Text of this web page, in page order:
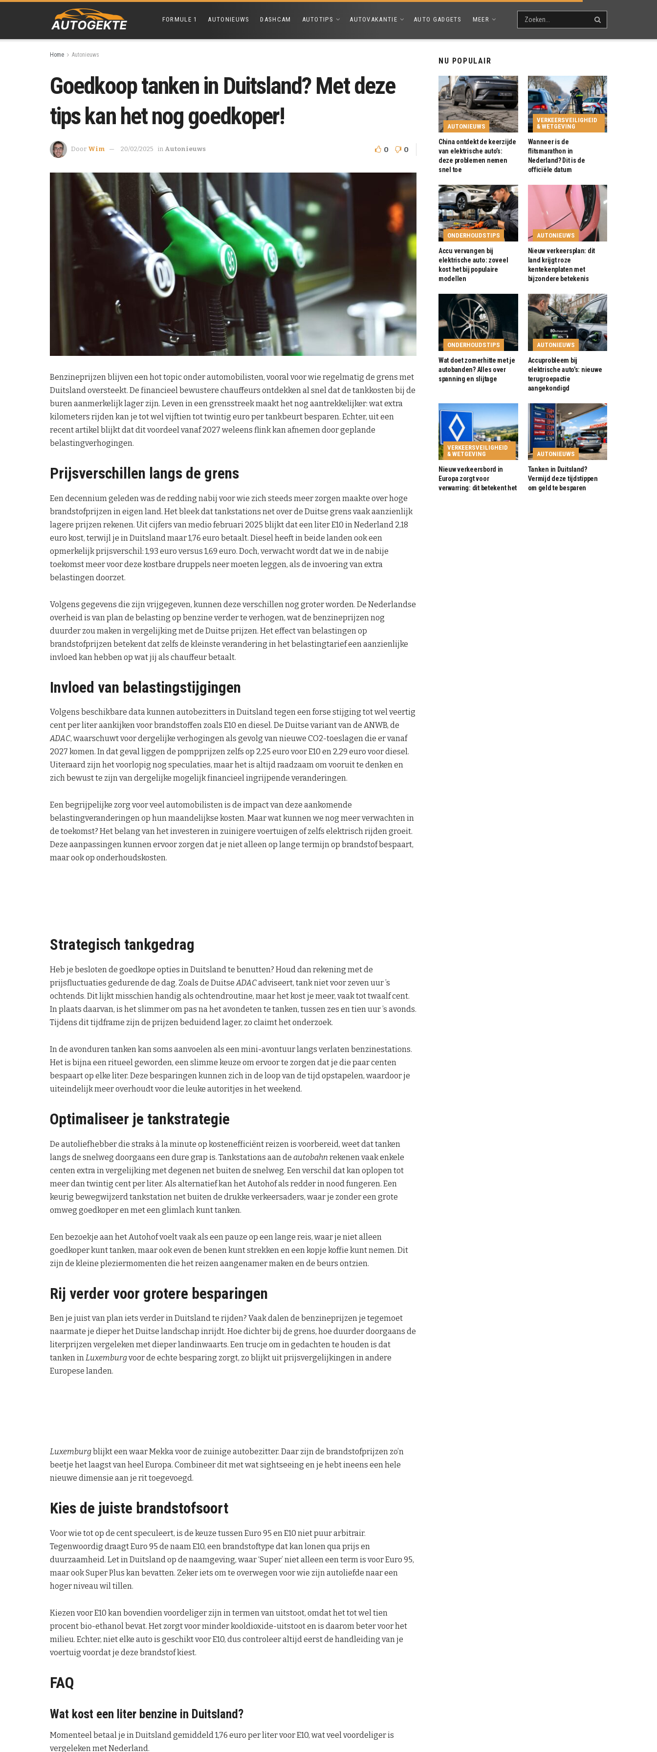
FORMULE 1 AUTONIEUWS DASHCAM AUTOTIPS AUTOVAKANTIE AUTO GADGETS MEER
Home Autonieuws
Goedkoop tanken in Duitsland? Met deze
tips kan het nog goedkoper!
Door Wim 20/02/2025 in Autonieuws 0 0
Benzineprijzen blijven een hot topic onder automobilisten, vooral voor wie regelmatig de grens met
Duitsland oversteekt. De financieel bewustere chauffeurs ontdekken al snel dat de tankkosten bij de
buren aanmerkelijk lager zijn. Leven in een grensstreek maakt het nog aantrekkelijker: wat extra
kilometers rijden kan je tot wel vijftien tot twintig euro per tankbeurt besparen. Echter, uit een
recent artikel blijkt dat dit voordeel vanaf 2027 weleens flink kan afnemen door geplande
belastingverhogingen.
Prijsverschillen langs de grens
Een decennium geleden was de redding nabij voor wie zich steeds meer zorgen maakte over hoge
brandstofprijzen in eigen land. Het bleek dat tankstations net over de Duitse grens vaak aanzienlijk
lagere prijzen rekenen. Uit cijfers van medio februari 2025 blijkt dat een liter E10 in Nederland 2,18
euro kost, terwijl je in Duitsland maar 1,76 euro betaalt. Diesel heeft in beide landen ook een
opmerkelijk prijsverschil: 1,93 euro versus 1,69 euro. Doch, verwacht wordt dat we in de nabije
toekomst meer voor deze kostbare druppels neer moeten leggen, als de invoering van extra
belastingen doorzet.
Volgens gegevens die zijn vrijgegeven, kunnen deze verschillen nog groter worden. De Nederlandse
overheid is van plan de belasting op benzine verder te verhogen, wat de benzineprijzen nog
duurder zou maken in vergelijking met de Duitse prijzen. Het effect van belastingen op
brandstofprijzen betekent dat zelfs de kleinste verandering in het belastingtarief een aanzienlijke
invloed kan hebben op wat jij als chauffeur betaalt.
Invloed van belastingstijgingen
Volgens beschikbare data kunnen autobezitters in Duitsland tegen een forse stijging tot wel veertig
cent per liter aankijken voor brandstoffen zoals E10 en diesel. De Duitse variant van de ANWB, de
ADAC, waarschuwt voor dergelijke verhogingen als gevolg van nieuwe CO2-toeslagen die er vanaf
2027 komen. In dat geval liggen de pompprijzen zelfs op 2,25 euro voor E10 en 2,29 euro voor diesel.
Uiteraard zijn het voorlopig nog speculaties, maar het is altijd raadzaam om vooruit te denken en
zich bewust te zijn van dergelijke mogelijk financieel ingrijpende veranderingen.
Een begrijpelijke zorg voor veel automobilisten is de impact van deze aankomende
belastingveranderingen op hun maandelijkse kosten. Maar wat kunnen we nog meer verwachten in
de toekomst? Het belang van het investeren in zuinigere voertuigen of zelfs elektrisch rijden groeit.
Deze aanpassingen kunnen ervoor zorgen dat je niet alleen op lange termijn op brandstof bespaart,
maar ook op onderhoudskosten.
Strategisch tankgedrag
Heb je besloten de goedkope opties in Duitsland te benutten? Houd dan rekening met de
prijsfluctuaties gedurende de dag. Zoals de DuitseADACadviseert, tank niet voor zeven uur ’s
ochtends. Dit lijkt misschien handig als ochtendroutine, maar het kost je meer, vaak tot twaalf cent.
In plaats daarvan, is het slimmer om pas na het avondeten te tanken, tussen zes en tien uur ’s avonds.
Tijdens dit tijdframe zijn de prijzen beduidend lager, zo claimt het onderzoek.
In de avonduren tanken kan soms aanvoelen als een mini-avontuur langs verlaten benzinestations.
Het is bijna een ritueel geworden, een slimme keuze om ervoor te zorgen dat je die paar centen
bespaart op elke liter. Deze besparingen kunnen zich in de loop van de tijd opstapelen, waardoor je
uiteindelijk meer overhoudt voor die leuke autoritjes in het weekend.
Optimaliseer je tankstrategie
De autoliefhebber die straks à la minute op kostenefficiënt reizen is voorbereid, weet dat tanken
langs de snelweg doorgaans een dure grap is. Tankstations aan de autobahn rekenen vaak enkele
centen extra in vergelijking met degenen net buiten de snelweg. Een verschil dat kan oplopen tot
meer dan twintig cent per liter. Als alternatief kan het Autohof als redder in nood fungeren. Een
keurig bewegwijzerd tankstation net buiten de drukke verkeersaders, waar je zonder een grote
omweg goedkoper en met een glimlach kunt tanken.
Een bezoekje aan het Autohof voelt vaak als een pauze op een lange reis, waar je niet alleen
goedkoper kunt tanken, maar ook even de benen kunt strekken en een kopje koffie kunt nemen. Dit
zijn de kleine pleziermomenten die het reizen aangenamer maken en de beurs ontzien.
Rij verder voor grotere besparingen
Ben je juist van plan iets verder in Duitsland te rijden? Vaak dalen de benzineprijzen je tegemoet
naarmate je dieper het Duitse landschap inrijdt. Hoe dichter bij de grens, hoe duurder doorgaans de
literprijzen vergeleken met dieper landinwaarts. Een trucje om in gedachten te houden is dat
tanken inLuxemburgvoor de echte besparing zorgt, zo blijkt uit prijsvergelijkingen in andere
Europese landen.
Luxemburg blijkt een waar Mekka voor de zuinige autobezitter. Daar zijn de brandstofprijzen zo’n
beetje het laagst van heel Europa. Combineer dit met wat sightseeing en je hebt ineens een hele
nieuwe dimensie aan je rit toegevoegd.
Kies de juiste brandstofsoort
Voor wie tot op de cent speculeert, is de keuze tussen Euro 95 en E10 niet puur arbitrair.
Tegenwoordig draagt Euro 95 de naam E10, een brandstoftype dat kan lonen qua prijs en
duurzaamheid. Let in Duitsland op de naamgeving, waar ‘Super’ niet alleen een term is voor Euro 95,
maar ook Super Plus kan bevatten. Zeker iets om te overwegen voor wie zijn autoliefde naar een
hoger niveau wil tillen.
Kiezen voor E10 kan bovendien voordeliger zijn in termen van uitstoot, omdat het tot wel tien
procent bio-ethanol bevat. Het zorgt voor minder kooldioxide-uitstoot en is daarom beter voor het
milieu. Echter, niet elke auto is geschikt voor E10, dus controleer altijd eerst de handleiding van je
voertuig voordat je deze brandstof kiest.
FAQ
Wat kost een liter benzine in Duitsland?
Momenteel betaal je in Duitsland gemiddeld 1,76 euro per liter voor E10, wat veel voordeliger is
vergeleken met Nederland.
NU POPULAIR
AUTONIEUWS
China ontdekt de keerzijde
van elektrische auto’s:
deze problemen nemen
snel toe
VERKEERSVEILIGHEID
& WETGEVING
Wanneer is de
flitsmarathon in
Nederland? Dit is de
officiële datum
ONDERHOUDSTIPS
Accu vervangen bij
elektrische auto: zoveel
kost het bij populaire
modellen
AUTONIEUWS
Nieuw verkeersplan: dit
land krijgt roze
kentekenplaten met
bijzondere betekenis
ONDERHOUDSTIPS
Wat doet zomerhitte met je
autobanden? Alles over
spanning en slijtage
AUTONIEUWS
Accuprobleem bij
elektrische auto’s: nieuwe
terugroepactie
aangekondigd
VERKEERSVEILIGHEID
& WETGEVING
Nieuw verkeersbord in
Europa zorgt voor
verwarring: dit betekent het
AUTONIEUWS
Tanken in Duitsland?
Vermijd deze tijdstippen
om geld te besparen